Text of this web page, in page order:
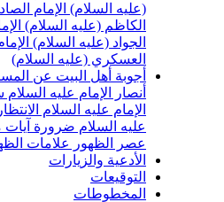
الإمام الصادق (عليه
(عليه السلام) الإمام الرضا
(عليه السلام) الإمام الهادي
(عليه السلام)
أهل البيت عن المسائل المهدويّة
الإمام عليه السلامسنن الانبياء
عليه السلامالانتظار والمنتظرون
السلام ضرورة آيات مؤولة
علامات الظهورغيبة
والزيارات